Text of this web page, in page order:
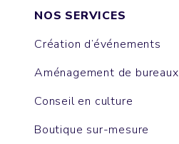
NOS SERVICES
Création d’événements
Aménagement de bureaux
Conseil en culture
Boutique sur-mesure